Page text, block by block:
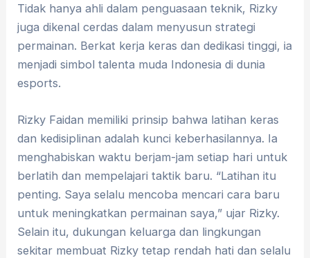
Tidak hanya ahli dalam penguasaan teknik, Rizky
juga dikenal cerdas dalam menyusun strategi
permainan. Berkat kerja keras dan dedikasi tinggi, ia
menjadi simbol talenta muda Indonesia di dunia
esports.
Rizky Faidan memiliki prinsip bahwa latihan keras
dan kedisiplinan adalah kunci keberhasilannya. Ia
menghabiskan waktu berjam-jam setiap hari untuk
berlatih dan mempelajari taktik baru. “Latihan itu
penting. Saya selalu mencoba mencari cara baru
untuk meningkatkan permainan saya,” ujar Rizky.
Selain itu, dukungan keluarga dan lingkungan
sekitar membuat Rizky tetap rendah hati dan selalu